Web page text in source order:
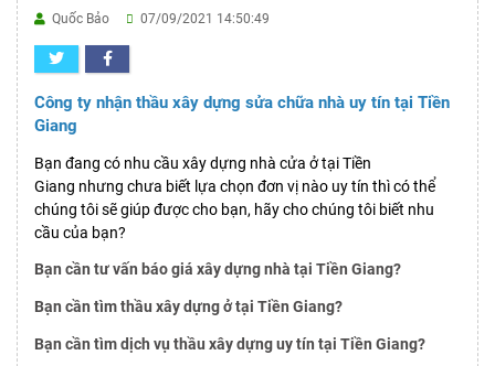
Quốc Bảo 07/09/2021 14:50:49
Công ty nhận thầu xây dựng sửa chữa nhà uy tín tại Tiền
Giang
Bạn đang có nhu cầu xây dựng nhà cửa ở tại Tiền
Giang nhưng chưa biết lựa chọn đơn vị nào uy tín thì có thể
chúng tôi sẽ giúp được cho bạn, hãy cho chúng tôi biết nhu
cầu của bạn?
Bạn cần tư vấn báo giá xây dựng nhà tại Tiền Giang?
Bạn cần tìm thầu xây dựng ở tại Tiền Giang?
Bạn cần tìm dịch vụ thầu xây dựng uy tín tại Tiền Giang?